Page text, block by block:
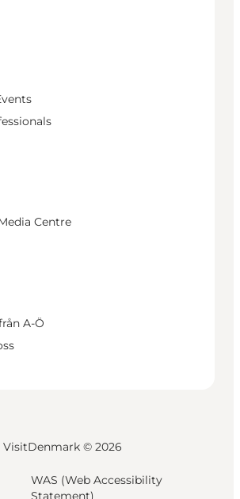
Centre
A-Ö
VisitDenmark © 2026
WAS (Web Accessibility
Statement)